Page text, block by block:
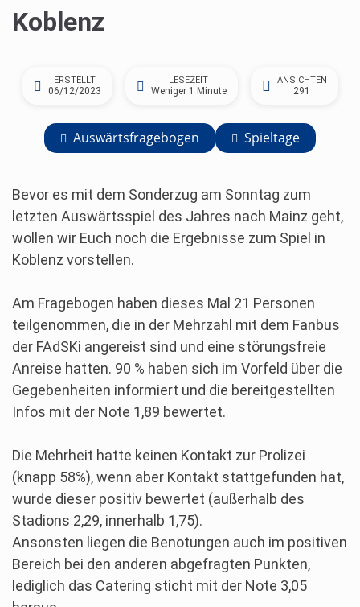
Koblenz
ERSTELLT
06/12/2023
LESEZEIT
Weniger 1 Minute
ANSICHTEN
291
Auswärtsfragebogen Spieltage
Bevor es mit dem Sonderzug am Sonntag zum
letzten Auswärtsspiel des Jahres nach Mainz geht,
wollen wir Euch noch die Ergebnisse zum Spiel in
Koblenz vorstellen.
Am Fragebogen haben dieses Mal 21 Personen
teilgenommen, die in der Mehrzahl mit dem Fanbus
der FAdSKi angereist sind und eine störungsfreie
Anreise hatten. 90 % haben sich im Vorfeld über die
Gegebenheiten informiert und die bereitgestellten
Infos mit der Note 1,89 bewertet.
Die Mehrheit hatte keinen Kontakt zur Prolizei
(knapp 58%), wenn aber Kontakt stattgefunden hat,
wurde dieser positiv bewertet (außerhalb des
Stadions 2,29, innerhalb 1,75).
Ansonsten liegen die Benotungen auch im positiven
Bereich bei den anderen abgefragten Punkten,
lediglich das Catering sticht mit der Note 3,05